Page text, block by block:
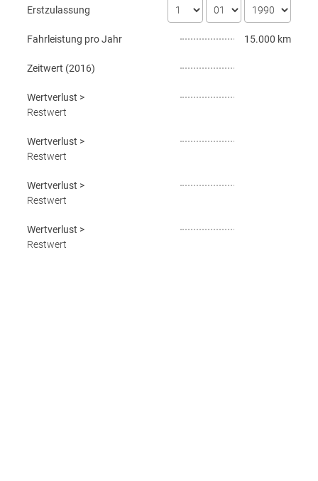
Erstzulassung
Fahrleistung pro Jahr 15.000 km
Zeitwert (2016)
Wertverlust >
Restwert
Wertverlust >
Restwert
Wertverlust >
Restwert
Wertverlust >
Restwert